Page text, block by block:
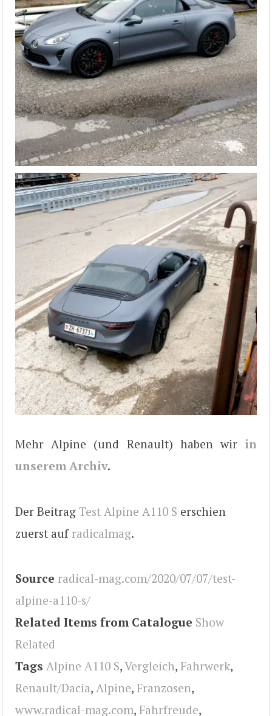
Mehr Alpine (und Renault) haben wir in
unserem Archiv.
Der Beitrag Test Alpine A110 S erschien
zuerst auf radicalmag.
Source radical-mag.com/2020/07/07/test-
alpine-a110-s/
Related Items from Catalogue Show
Related
Tags Alpine A110 S,Vergleich, Fahrwerk,
Renault/Dacia, Alpine, Franzosen,
www.radical-mag.com, Fahrfreude,